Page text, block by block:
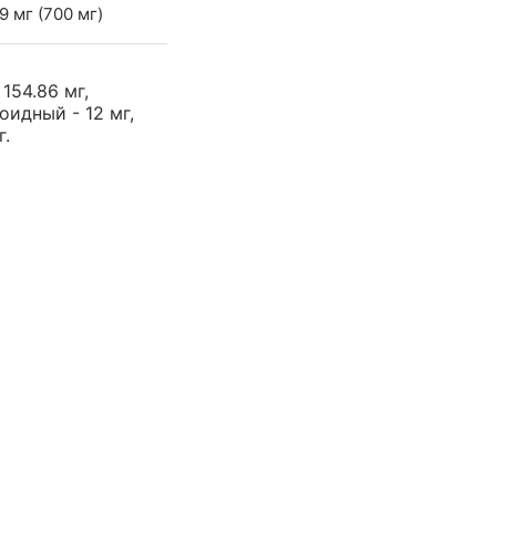
мг (700 мг)
мг,
- 12 мг,